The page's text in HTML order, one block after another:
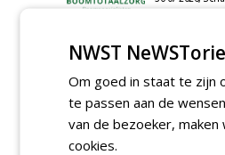
NWST
Om goed in staat te zijn
te passen aan de
van de bezoeker, maken
cookies.